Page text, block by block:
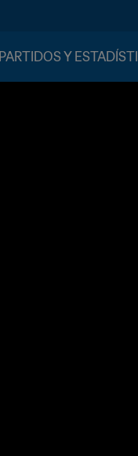
PARTIDOS Y